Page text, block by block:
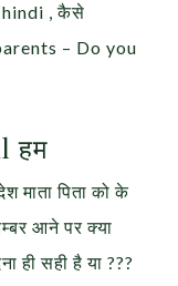
, कैसे
– Do you
हम
पिता को के
आने पर क्या
ही सही है या ???